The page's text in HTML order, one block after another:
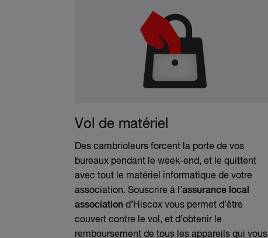
Vol de matériel
Des cambrioleurs forcent la porte de vos
bureaux pendant le week-end, et le quittent
avec tout le matériel informatique de votre
association. Souscrire à l’assurance local
association d’Hiscox vous permet d’être
couvert contre le vol, et d’obtenir le
remboursement de tous les appareils qui vous